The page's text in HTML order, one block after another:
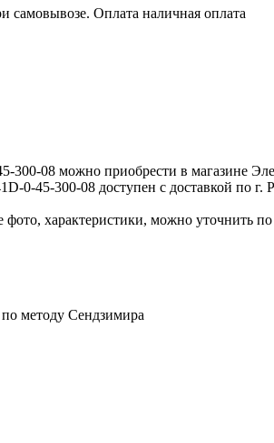
самовывозе. Оплата наличная оплата
08 можно приобрести в магазине
45-300-08 доступен с доставкой по
характеристики, можно уточнить
методу Сендзимира